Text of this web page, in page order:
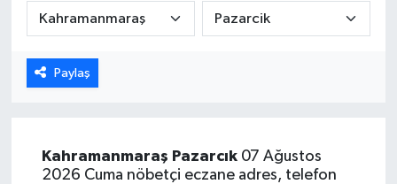
Paylaş
Kahramanmaraş Pazarcık07 Ağustos
2026 Cuma nöbetçi eczane adres, telefon
Spor